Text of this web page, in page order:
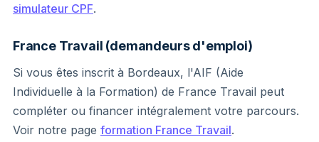
simulateur CPF.
France Travail (demandeurs d'emploi)
Si vous êtes inscrit à Bordeaux, l'AIF (Aide
Individuelle à la Formation) de France Travail peut
compléter ou financer intégralement votre parcours.
Voir notre page formation France Travail.